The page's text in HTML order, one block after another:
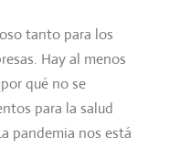
tanto para los
Hay al menos
qué no se
para la salud
pandemia nos está